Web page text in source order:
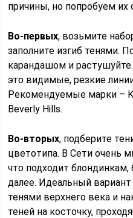
причины, но попробуем их
Во-первых, возьмите
заполните изгиб тенями.
карандашом и
это видимые, резкие
Рекомендуемые марки –
Beverly Hills.
Во-вторых, подберите
цветотипа. В Сети очень
что подходит
далее. Идеальный
тенями верхнего века и
теней на косточку,